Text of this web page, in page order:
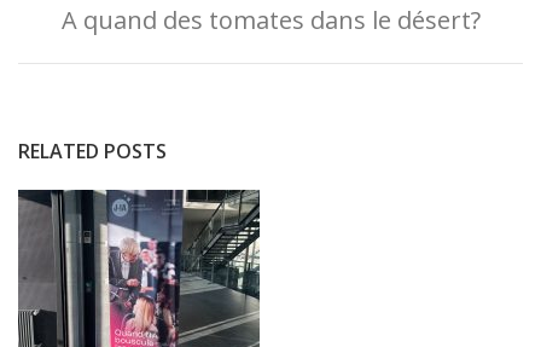
A quand des tomates dans le désert?
RELATED POSTS